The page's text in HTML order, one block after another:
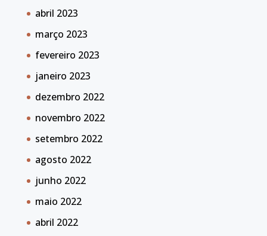
abril 2023
março 2023
fevereiro 2023
janeiro 2023
dezembro 2022
novembro 2022
setembro 2022
agosto 2022
junho 2022
maio 2022
abril 2022